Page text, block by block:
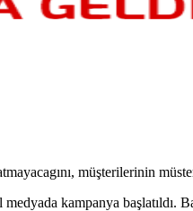
müşterilerinin
kampanya başlatıldı.